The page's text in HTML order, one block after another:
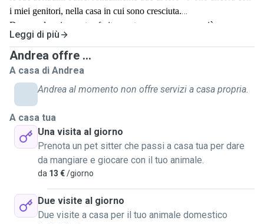
i miei genitori, nella casa in cui sono cresciuta.
Da quando mi sono trasferita, purtroppo, non posso più avere un
gatto in casa, perché il mio compagno è allergico. Nonostante
questo, il mio amore per i felini non è mai diminuito, e mi manca
moltissimo potermi prendere cura di loro come facevo un tempo.
Per questo ho deciso di propormi come cat sitter: un modo per
restare in contatto con questi splendidi animali e allo stesso tempo
del proprio gatto per qualche giorno.
Sono una persona attenta, paziente e rispettosa dei tempi e dei
bisogni di ogni micio. Sarà per me un piacere prendermi cura del
tuo gatto con amore e responsabilità
Leggi di più
Andrea offre ...
A casa di Andrea
Andrea al momento non offre servizi a casa propria.
A casa tua
Una visita al giorno
Prenota un pet sitter che passi a casa tua per dare
da mangiare e giocare con il tuo animale.
da 13 €/giorno
Due visite al giorno
Due visite a casa per il tuo animale domestico